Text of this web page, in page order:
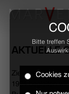
Bitte treffen
Cookies
HOME
AKTUELLE
Ziele erreichen,
1994 begleiten